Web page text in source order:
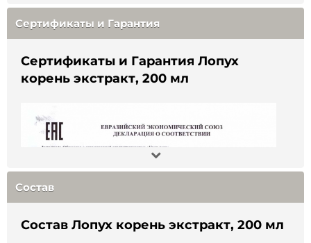
Условия хранения:хранить в недоступном для
детей месте, защищенном от света, при
температуре от +5 до +25°С.
Состав:экстракт корня лопуха.
Объём
Срок годности:36 месяца.
применением проконсультируйтесь со
Сертификаты и Гарантия
Сертификаты и Гарантия Лопух
корень экстракт, 200 мл
Состав
Состав Лопух корень экстракт, 200 мл